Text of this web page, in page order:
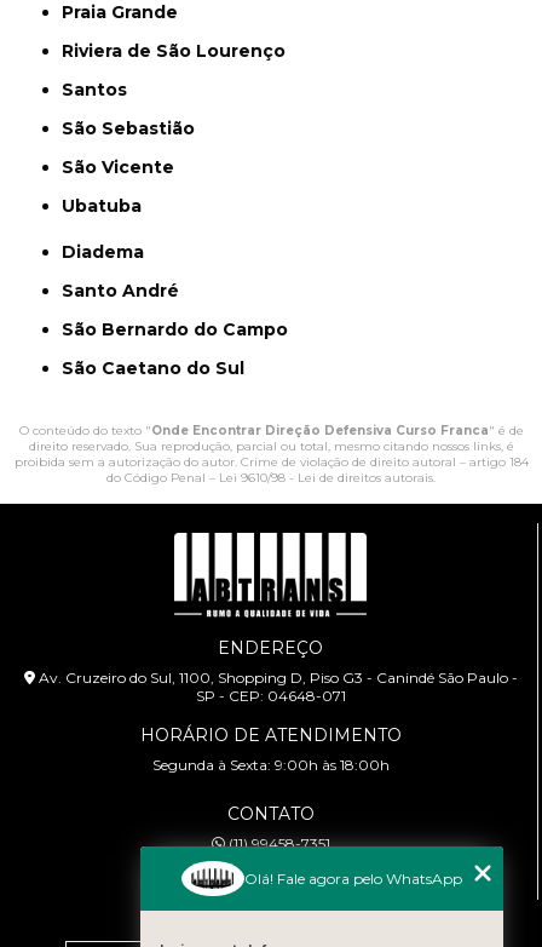
Praia Grande
Riviera de São Lourenço
Santos
São Sebastião
São Vicente
Ubatuba
Diadema
Santo André
São Bernardo do Campo
São Caetano do Sul
O conteúdo do texto "Onde Encontrar Direção Defensiva Curso Franca" é de
direito reservado. Sua reprodução, parcial ou total, mesmo citando nossos links, é
proibida sem a autorização do autor. Crime de violação de direito autoral – artigo 184
do Código Penal – Lei 9610/98 - Lei de direitos autorais.
ENDEREÇO
Av. Cruzeiro do Sul, 1100, Shopping D, Piso G3 - Canindé São Paulo -
SP - CEP: 04648-071
HORÁRIO DE ATENDIMENTO
Segunda à Sexta: 9:00h às 18:00h
CONTATO
(11) 99458-7351
cursoabtrans@gmail.com
Olá! Fale agora pelo WhatsApp